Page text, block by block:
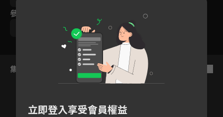
時，內心充滿恐懼與內疚感，在晴彩的堅持下，熙秀搬進了她的
家，開始了新的生活。從那時起，晴彩心愛的人和她的一切都逐漸
被熙秀所奪走，包括飯店的地位和財富，晴彩更是從繼承人淪為女
僕，為了奪回曾經的一切，晴彩對熙秀展開復仇。
參與演員
王嬪娜 姜志燮 姜景晙
集數列表
立即登入享受會員權益